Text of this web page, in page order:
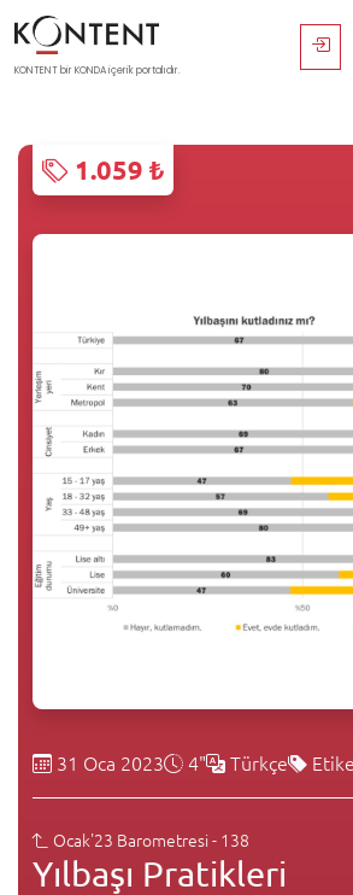
KONTENT bir KONDA içerik portalıdır.
1.059 ₺
31 Oca 2023 4" Türkçe
Ocak'23 Barometresi - 138
Yılbaşı Pratikleri